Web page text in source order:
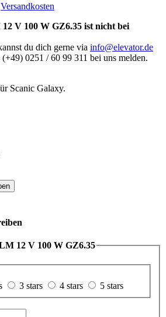
Versandkosten
V 100 W GZ6.35 ist nicht bei
du dich gerne via info@elevator.de
0251 / 60 99 311 bei uns melden.
Scanic Galaxy.
12 V 100 W GZ6.35
3 stars 4 stars
5 stars